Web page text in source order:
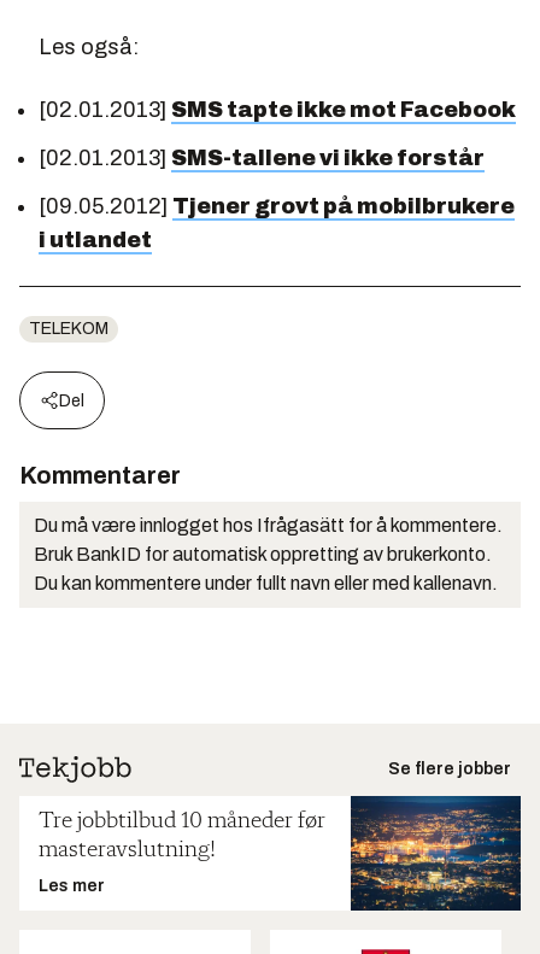
Les også:
[02.01.2013] SMS tapte ikke mot Facebook
[02.01.2013] SMS-tallene vi ikke forstår
[09.05.2012] Tjener grovt på mobilbrukere
i utlandet
TELEKOM
Del
Kommentarer
Du må være innlogget hos Ifrågasätt for å kommentere.
Bruk BankID for automatisk oppretting av brukerkonto.
Du kan kommentere under fullt navn eller med kallenavn.
Se flere jobber
Tre jobbtilbud 10 måneder før
masteravslutning!
Les mer